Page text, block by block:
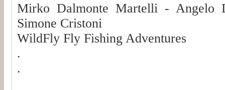
Mirko Dalmonte Martelli -
Simone Cristoni
WildFly Fly Fishing Adventures
.
.